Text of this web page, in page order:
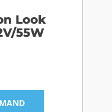
Look
55W